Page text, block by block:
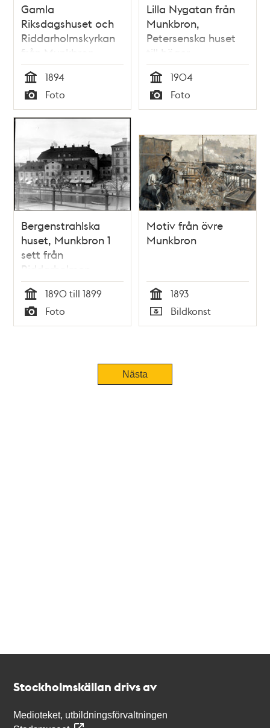
Gamla
Riksdagshuset och
Riddarholmskyrkan
från Munkbron
Tid
1894
Typ
Foto
Lilla Nygatan från
Munkbron,
Petersenska huset
till höger
Tid
1904
Typ
Foto
Bergenstrahlska
huset, Munkbron 1
sett från
Riddarholmen
Tid
1890 till 1899
Typ
Foto
Motiv från övre
Munkbron
Tid
1893
Typ
Bildkonst
Nästa
Stockholmskällan drivs av
Medioteket, utbildningsförvaltningen